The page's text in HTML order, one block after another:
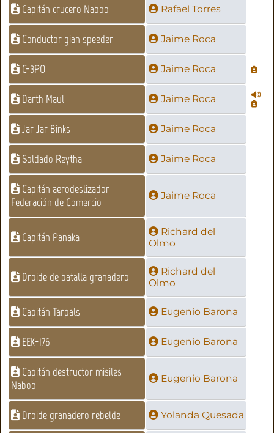
Capitán crucero Naboo Rafael Torres
Conductor gian speeder Jaime Roca
C-3PO Jaime Roca
Darth Maul Jaime Roca
Jar Jar Binks Jaime Roca
Soldado Reytha Jaime Roca
Capitán aerodeslizador
Federación de Comercio
Jaime Roca
Capitán Panaka
Richard del
Olmo
Droide de batalla granadero
Richard del
Olmo
Capitán Tarpals Eugenio Barona
EEK-176 Eugenio Barona
Capitán destructor misiles
Naboo
Eugenio Barona
Droide granadero rebelde Yolanda Quesada